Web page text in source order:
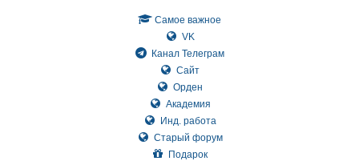
Самое важное
VK
Канал Телеграм
Сайт
Орден
Академия
Инд. работа
Старый форум
Подарок